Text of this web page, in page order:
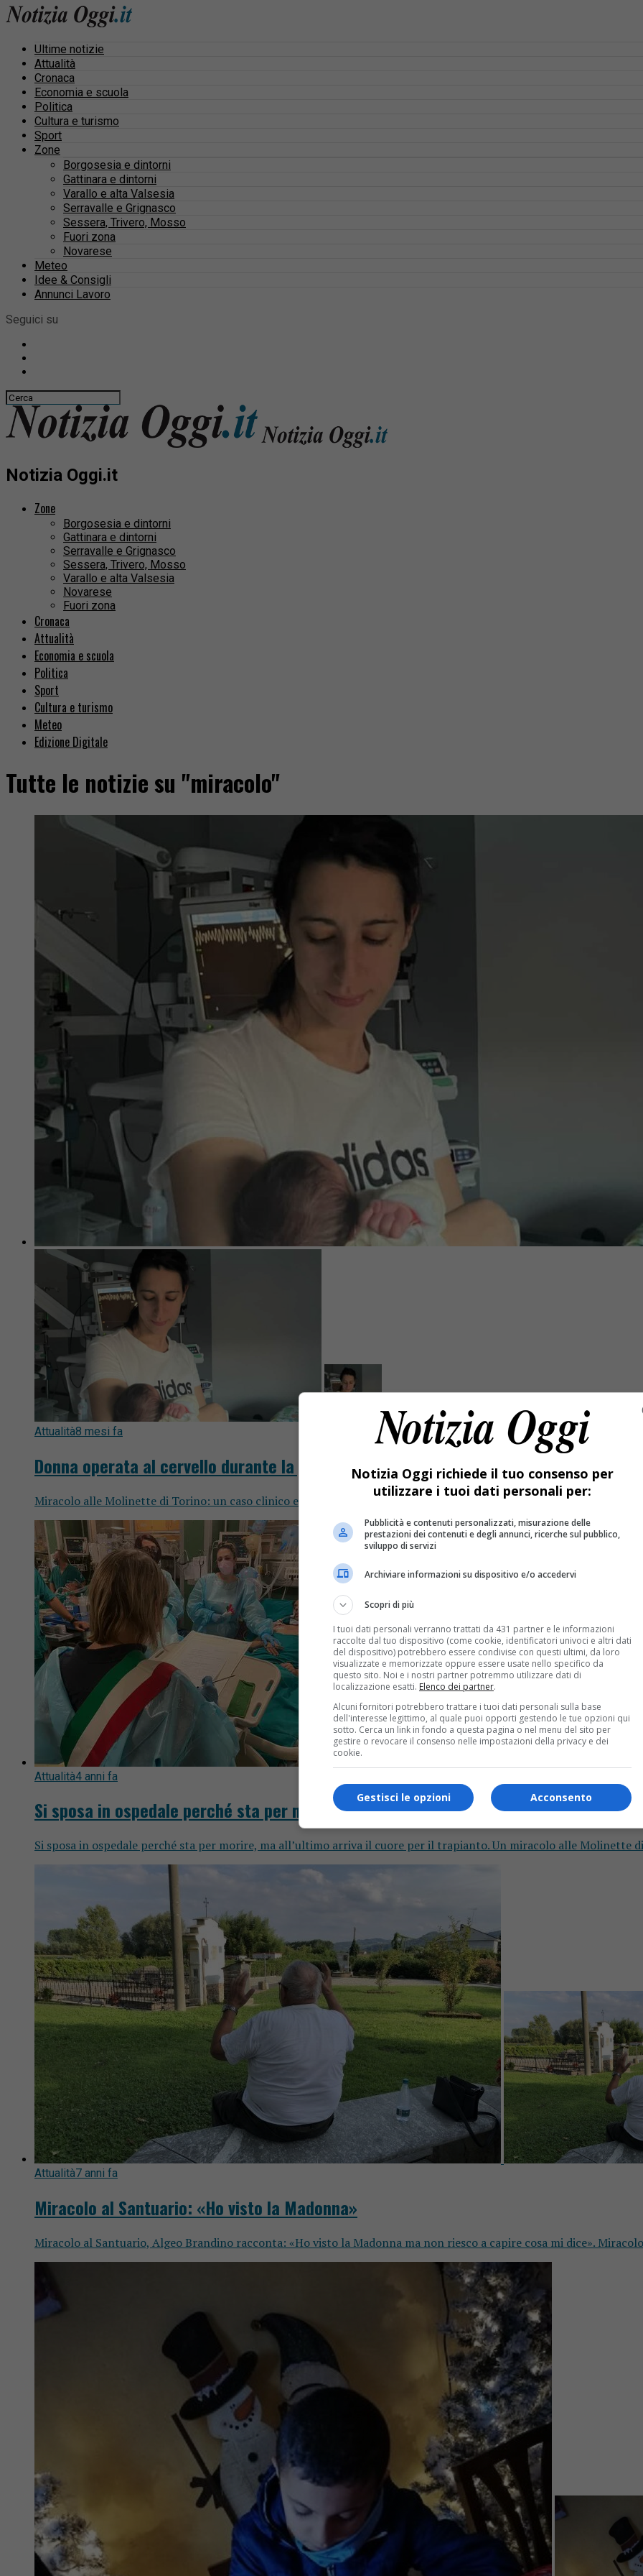
Ultime notizie
Attualità
Cronaca
Economia e scuola
Politica
Cultura e turismo
Sport
Zone
Borgosesia e dintorni
Gattinara e dintorni
Varallo e alta Valsesia
Serravalle e Grignasco
Sessera, Trivero, Mosso
Fuori zona
Novarese
Meteo
Idee & Consigli
Annunci Lavoro
Seguici su
Notizia Oggi.it
Zone
Borgosesia e dintorni
Gattinara e dintorni
Serravalle e Grignasco
Sessera, Trivero, Mosso
Varallo e alta Valsesia
Novarese
Fuori zona
Cronaca
Attualità
Economia e scuola
Politica
Sport
Cultura e turismo
Meteo
Edizione Digitale
Tutte le notizie su "miracolo"
Attualità8 mesi fa
Donna operata al cervello durante la gravidanza: salvi lei e il bambino
Miracolo alle Molinette di Torino: un caso clinico eccezionale conclusosi con un doppio lieto fine
Attualità4 anni fa
Si sposa in ospedale perché sta per morire, ma all’ultimo arriva il cuore per il trapianto
Si sposa in ospedale perché sta per morire, ma all’ultimo arriva il cuore per il trapianto. Un miracolo alle Molinette
Attualità7 anni fa
Miracolo al Santuario: «Ho visto la Madonna»
Miracolo al Santuario, Algeo Brandino racconta: «Ho visto la Madonna ma non riesco a capire cosa mi dice».
Notizia Oggi richiede il tuo consenso per
utilizzare i tuoi dati personali per:
Pubblicità e contenuti personalizzati, misurazione delle
prestazioni dei contenuti e degli annunci, ricerche sul pubblico,
sviluppo di servizi
Archiviare informazioni su dispositivo e/o accedervi
Scopri di più
I tuoi dati personali verranno trattati da 431 partner e le informazioni
raccolte dal tuo dispositivo (come cookie, identificatori univoci e altri dati
del dispositivo) potrebbero essere condivise con questi ultimi, da loro
visualizzate e memorizzate oppure essere usate nello specifico da
questo sito. Noi e i nostri partner potremmo utilizzare dati di
localizzazione esatti. Elenco dei partner.
Alcuni fornitori potrebbero trattare i tuoi dati personali sulla base
dell'interesse legittimo, al quale puoi opporti gestendo le tue opzioni qui
sotto. Cerca un link in fondo a questa pagina o nel menu del sito per
gestire o revocare il consenso nelle impostazioni della privacy e dei
cookie.
Acconsento
Gestisci le opzioni